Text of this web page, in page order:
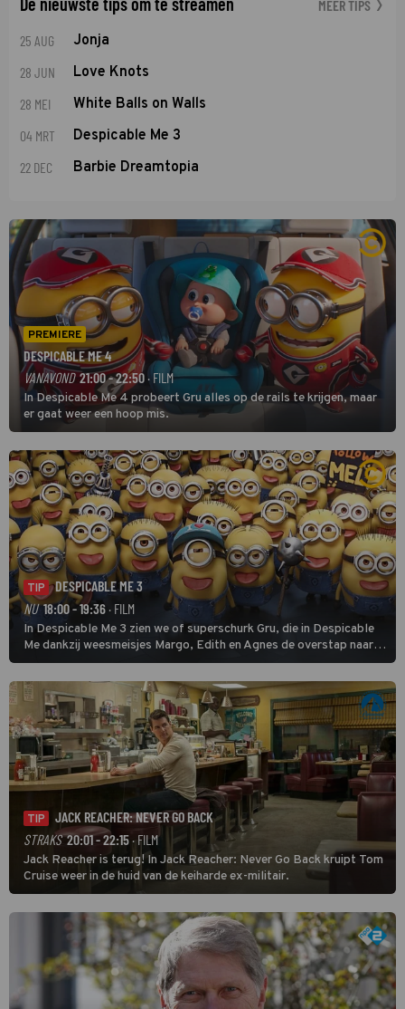
MEER TIPS
25 AUG Jonja
28 JUN Love Knots
28 MEI White Balls on Walls
04 MRT Despicable Me 3
22 DEC Barbie Dreamtopia
PREMIERE
DESPICABLE ME 4
VANAVOND 21:00 - 22:50 · FILM
In Despicable Me 4 probeert Gru alles op de rails te krijgen, maar
er gaat weer een hoop mis.
TIP
DESPICABLE ME 3
NU 18:00 - 19:36 · FILM
In Despicable Me 3 zien we of superschurk Gru, die in Despicable
Me dankzij weesmeisjes Margo, Edith en Agnes de overstap naar
het rechte pad maakte, ook op dat pad weet te blijven.
TIP
JACK REACHER: NEVER GO BACK
STRAKS 20:01 - 22:15· FILM
Jack Reacher is terug! In Jack Reacher: Never Go Back kruipt Tom
Cruise weer in de huid van de keiharde ex-militair.